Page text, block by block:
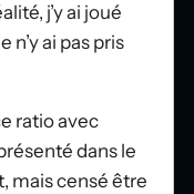
j’y ai joué
n’y ai pas pris
ratio avec
dans le
mais censé être